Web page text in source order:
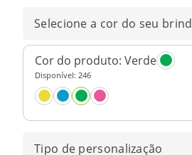
Selecione a cor do seu
Cor do produto: Verde
Disponível: 246
Tipo de personalização